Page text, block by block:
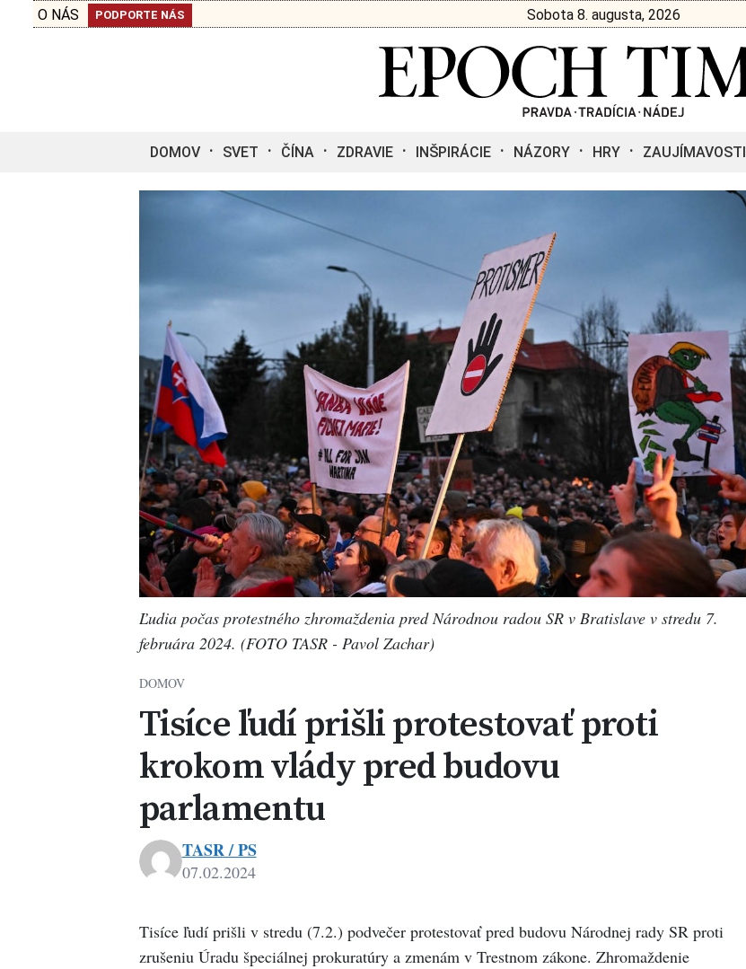
O NÁS PODPORTE NÁS Sobota 8. augusta, 2026
DOMOV SVET ČÍNA ZDRAVIE INŠPIRÁCIE NÁZORY HRY ZAUJÍMAVOSTI
Ľudia počas protestného zhromaždenia pred Národnou radou SR v Bratislave v stredu 7.
februára 2024. (FOTO TASR - Pavol Zachar)
DOMOV
Tisíce ľudí prišli protestovať proti
krokom vlády pred budovu
parlamentu
TASR / PS
07.02.2024
Tisíce ľudí prišli v stredu (7.2.) podvečer protestovať pred budovu Národnej rady SR proti
zrušeniu Úradu špeciálnej prokuratúry a zmenám v Trestnom zákone. Zhromaždenie